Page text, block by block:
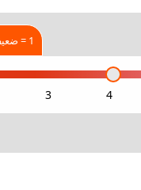
1 = ضعيف، 10 = ممتاز